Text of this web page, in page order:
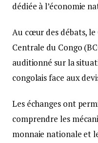
dédiée à l’économie
Au cœur des débats,
Centrale du Congo
auditionné sur la
congolais face aux
Les échanges ont
comprendre les
monnaie nationale et